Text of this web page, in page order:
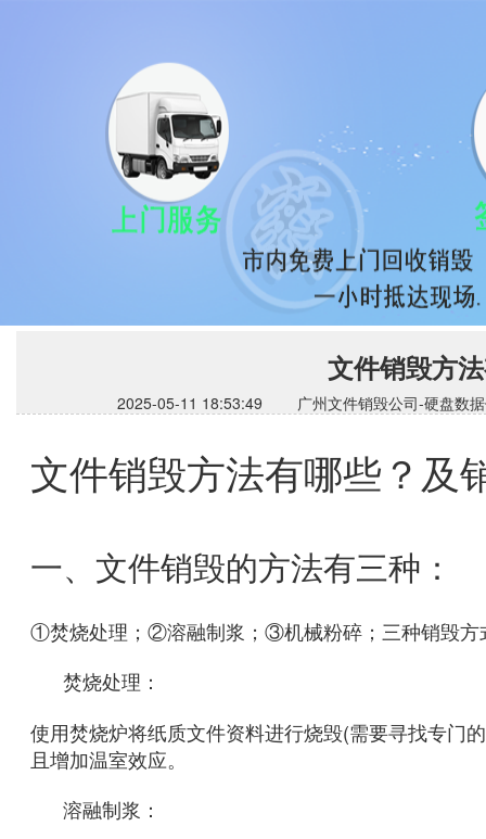
文件销毁方
2025-05-11 18:53:49 广州文件销毁公司-硬盘数
文件销毁方法有哪些？及
一、文件销毁的方法有三种：
①焚烧处理；②溶融制浆；③机械粉碎；三种销毁方
焚烧处理：
使用焚烧炉将纸质文件资料进行烧毁(需要寻找专门
且增加温室效应。
溶融制浆：